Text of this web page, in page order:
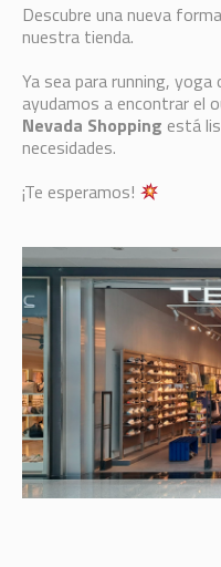
Descubre una nueva
nuestra tienda.
Ya sea para running,
ayudamos a encontrar
Nevada Shopping está
necesidades.
¡Te esperamos!